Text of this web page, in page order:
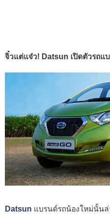
จิ๋วแต่แจ๋ว! Datsun เปิดตัวรถแ
Datsun แบรนด์รถน้องใหม่นั้น